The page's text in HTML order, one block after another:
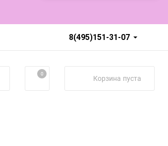
8(495)151-31-07
0 Корзина пуста